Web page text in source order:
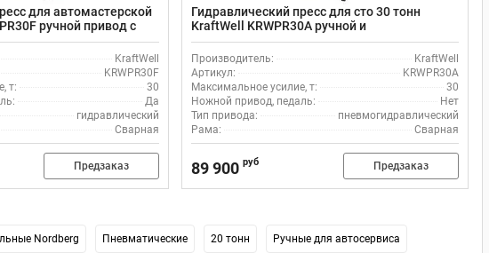
для автомастерской
ручной привод с
KraftWell
KRWPR30F
т:
30
Да
гидравлический
Сварная
Предзаказ
Гидравлический пресс для сто 30 тонн
KraftWell KRWPR30A ручной и
пневматический привод
Производитель:
KraftWell
Артикул:
KRWPR30A
Максимальное усилие, т:
30
Ножной привод, педаль:
Нет
Тип привода:
пневмогидравлический
Рама:
Сварная
89 900 руб Предзаказ
Nordberg Пневматические 20 тонн Ручные для автосервиса